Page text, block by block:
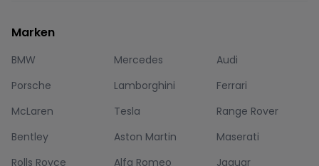
Marken
BMW Mercedes
Audi
Porsche
Lamborghini
Ferrari
McLaren
Tesla
Range Rover
Bentley
Aston Martin
Maserati
Rolls Royce
Alfa Romeo
Jaguar